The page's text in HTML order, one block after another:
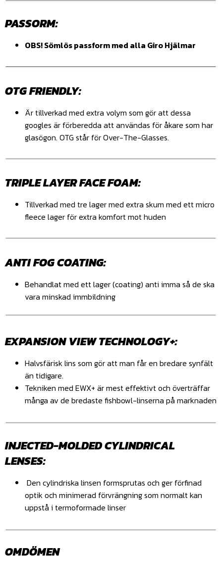
PASSORM:
OBS! Sömlös passform med alla Giro Hjälmar
OTG FRIENDLY:
Är tillverkad med extra volym som gör att dessa
googles är förberedda att användas för åkare som har
glasögon. OTG står för Over-The-Glasses.
TRIPLE LAYER FACE FOAM:
Tillverkad med tre lager med extra skum med ett micro
fleece lager för extra komfort mot huden
ANTI FOG COATING:
Behandlat med ett lager (coating) anti imma så de ska
vara minskad immbildning
EXPANSION VIEW TECHNOLOGY+:
Halvsfärisk lins som gör att man får en bredare synfält
än tidigare.
Tekniken med EWX+ är mest effektivt och överträffar
många av de bredaste fishbowl-linserna på marknaden
INJECTED-MOLDED CYLINDRICAL
LENSES:
Den cylindriska linsen formsprutas och ger förfinad
optik och minimerad förvrängning som normalt kan
uppstå i termoformade linser
OMDÖMEN